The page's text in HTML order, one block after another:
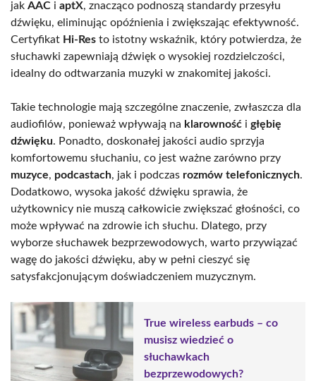
jak AAC i aptX, znacząco podnoszą standardy przesyłu
dźwięku, eliminując opóźnienia i zwiększając efektywność.
Certyfikat Hi-Res to istotny wskaźnik, który potwierdza, że
słuchawki zapewniają dźwięk o wysokiej rozdzielczości,
idealny do odtwarzania muzyki w znakomitej jakości.
Takie technologie mają szczególne znaczenie, zwłaszcza dla
audiofilów, ponieważ wpływają na klarowność i głębię
dźwięku. Ponadto, doskonałej jakości audio sprzyja
komfortowemu słuchaniu, co jest ważne zarówno przy
muzyce, podcastach, jak i podczas rozmów telefonicznych.
Dodatkowo, wysoka jakość dźwięku sprawia, że
użytkownicy nie muszą całkowicie zwiększać głośności, co
może wpływać na zdrowie ich słuchu. Dlatego, przy
wyborze słuchawek bezprzewodowych, warto przywiązać
wagę do jakości dźwięku, aby w pełni cieszyć się
satysfakcjonującym doświadczeniem muzycznym.
True wireless earbuds – co
musisz wiedzieć o
słuchawkach
bezprzewodowych?